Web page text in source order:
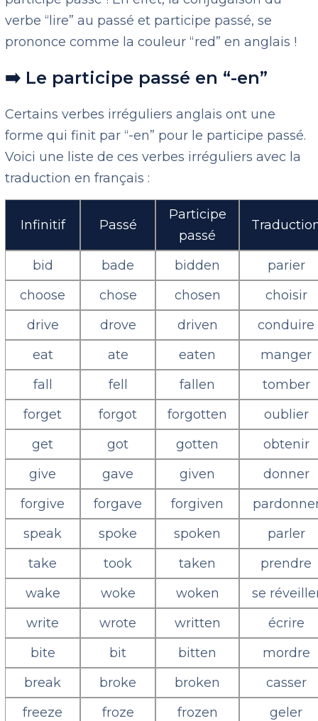
verbe “lire” au passé et participe passé, se
prononce comme la couleur “red” en anglais !
➡️ Le participe passé en “-en”
Certains verbes irréguliers anglais ont une
forme qui finit par “-en” pour le participe passé.
Voici une liste de ces verbes irréguliers avec la
traduction en français :
Infinitif Passé
Participe
passé
bid bade bidden
parier
choose
chose chosen
choisir
drive
drove driven
conduire
eat
ate eaten
manger
fall
fell fallen
tomber
forget
forgot forgotten
oublier
get
got gotten
obtenir
give
gave given
donner
forgive
forgave forgiven
speak
spoke spoken
parler
take
took taken
prendre
wake
woke woken
se
write
wrote written
écrire
bite
bit bitten
mordre
break
broke broken
casser
freeze
froze frozen
geler